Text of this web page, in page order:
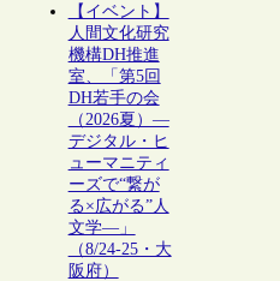
【イベント】
人間文化研究
機構DH推進
室、「第5回
DH若手の会
（2026夏）―
デジタル・ヒ
ューマニティ
ーズで“繋が
る×広がる”人
文学―」
（8/24-25・大
阪府）